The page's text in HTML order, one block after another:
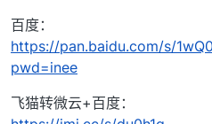
百度：
https://pan.baidu.com/s/
pwd=inee
飞猫转微云+百度：